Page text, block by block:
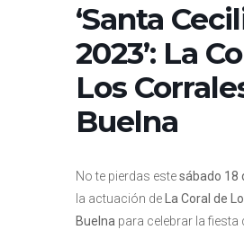
‘Santa
2023’: La
Los
Buelna
No te pierdas estesábado 18
la actuación de
La Coral de
Buelna para celebrar la fiesta